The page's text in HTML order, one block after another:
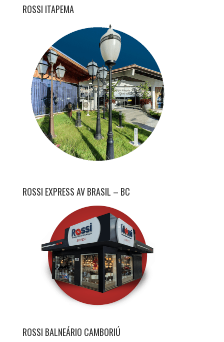
ROSSI ITAPEMA
ROSSI EXPRESS AV BRASIL – BC
ROSSI BALNEÁRIO CAMBORIÚ